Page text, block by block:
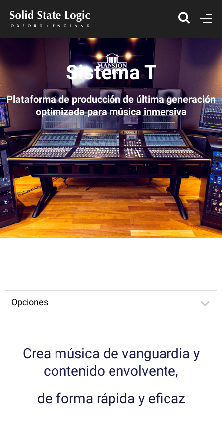
Sistema T
Plataforma de producción de última generación
optimizada para música inmersiva
Opciones
Crea música de vanguardia y
contenido envolvente,
de forma rápida y eficaz